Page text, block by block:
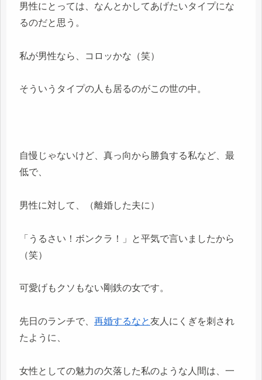
男性にとっては、なんとかしてあげたいタイプにな
るのだと思う。
私が男性なら、コロッかな（笑）
そういうタイプの人も居るのがこの世の中。
自慢じゃないけど、真っ向から勝負する私など、最
低で、
男性に対して、（離婚した夫に）
「うるさい！ボンクラ！」と平気で言いましたから
（笑）
可愛げもクソもない剛鉄の女です。
先日のランチで、 再婚するなと友人にくぎを刺され
たように、
女性としての魅力の欠落した私のような人間は、一